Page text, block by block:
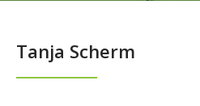
Tanja Scherm